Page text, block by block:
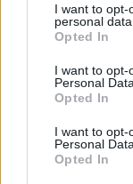
not limited to
grant or deny
use your data for
consent section.
I want to opt-
personal data.
Opted In
I want to opt-
Personal Data.
Opted In
I want to opt-
Personal
Opted In